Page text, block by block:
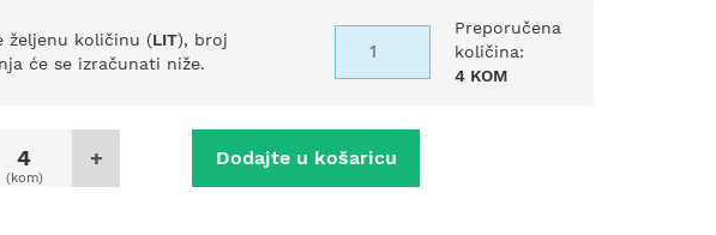
željenu količinu (LIT), broj
će se izračunati niže.
Preporučena
količina:
4 KOM
+
(kom)
Dodajte u košaricu